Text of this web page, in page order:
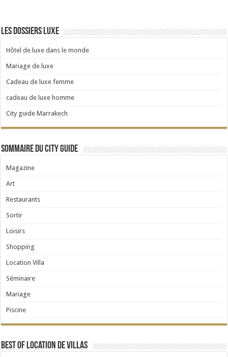
Les dossiers Luxe
Hôtel de luxe dans le monde
Mariage de luxe
Cadeau de luxe femme
cadeau de luxe homme
City guide Marrakech
Sommaire du City Guide
Magazine
Art
Restaurants
Sortir
Loisirs
Shopping
Location Villa
Séminaire
Mariage
Piscine
Best Of Location de Villas